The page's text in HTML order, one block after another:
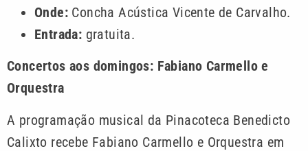
Onde: Concha Acústica Vicente de Carvalho.
Entrada: gratuita.
Concertos aos domingos: Fabiano Carmello e
Orquestra
A programação musical da Pinacoteca Benedicto
Calixto recebe Fabiano Carmello e Orquestra em